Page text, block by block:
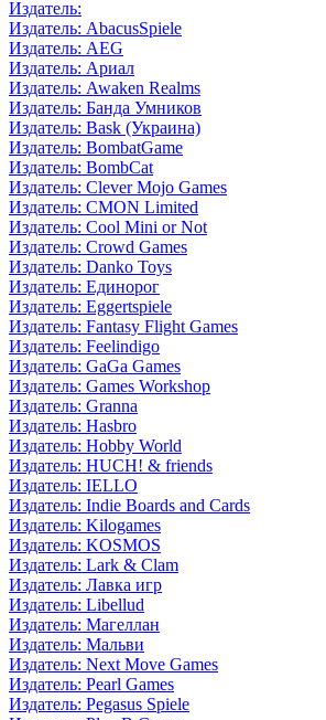
Издатель:
Издатель: AbacusSpiele
Издатель: AEG
Издатель: Ариал
Издатель: Awaken Realms
Издатель: Банда Умников
Издатель: Bask (Украина)
Издатель: BombatGame
Издатель: BombCat
Издатель: Clever Mojo Games
Издатель: CMON Limited
Издатель: Cool Mini or Not
Издатель: Crowd Games
Издатель: Danko Toys
Издатель: Единорог
Издатель: Eggertspiele
Издатель: Fantasy Flight Games
Издатель: Feelindigo
Издатель: GaGa Games
Издатель: Games Workshop
Издатель: Granna
Издатель: Hasbro
Издатель: Hobby World
Издатель: HUCH! & friends
Издатель: IELLO
Издатель: Indie Boards and Cards
Издатель: Kilogames
Издатель: KOSMOS
Издатель: Lark & Clam
Издатель: Лавка игр
Издатель: Libellud
Издатель: Магеллан
Издатель: Мальви
Издатель: Next Move Games
Издатель: Pearl Games
Издатель: Pegasus Spiele